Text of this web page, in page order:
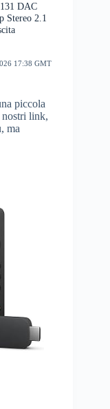
DAC
Stereo 2.1
17:38 GMT
piccola
nostri link,
ma